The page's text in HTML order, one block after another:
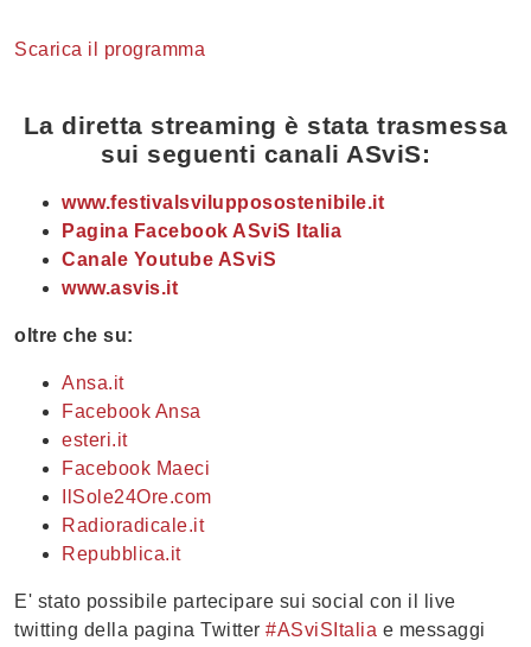
Scarica il programma
La diretta streaming è stata trasmessa
sui seguenti canali ASviS:
www.festivalsvilupposostenibile.it
Pagina Facebook ASviS Italia
Canale Youtube ASviS
www.asvis.it
oltre che su:
Ansa.it
Facebook Ansa
esteri.it
Facebook Maeci
IlSole24Ore.com
Radioradicale.it
Repubblica.it
E' stato possibile partecipare sui social con il live
twitting della pagina Twitter #ASviSItalia e messaggi